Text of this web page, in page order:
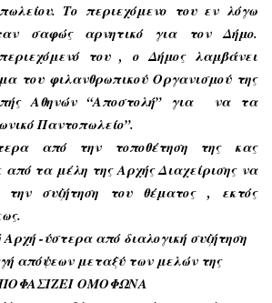
Το περιεχόμενο του εν λόγω
σαφώς αρνητικό για τον Δήμο.
του , ο Δήμος λαμβάνει
του φιλανθρωπικού Οργανισμού της
Αθηνών “Αποστολή” για να τα
Παντοπωλείο”.
από την τοποθέτηση της κας
τα μέλη της Αρχής Διαχείρισης να
την συζήτηση του θέματος , εκτός
-ύστερα από διαλογική συζήτηση
απόψεων μεταξύ των μελών της
ΟΜΟΦΩΝΑ